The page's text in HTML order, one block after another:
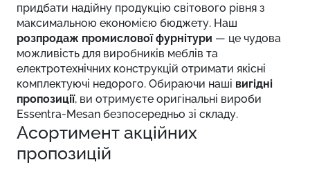
придбати надійну продукцію світового рівня з
максимальною економією бюджету. Наш
розпродаж промислової фурнітури — це чудова
можливість для виробників меблів та
електротехнічних конструкцій отримати якісні
комплектуючі недорого. Обираючи наші вигідні
пропозиції, ви отримуєте оригінальні вироби
Essentra-Mesan безпосередньо зі складу.
Асортимент акційних
пропозицій